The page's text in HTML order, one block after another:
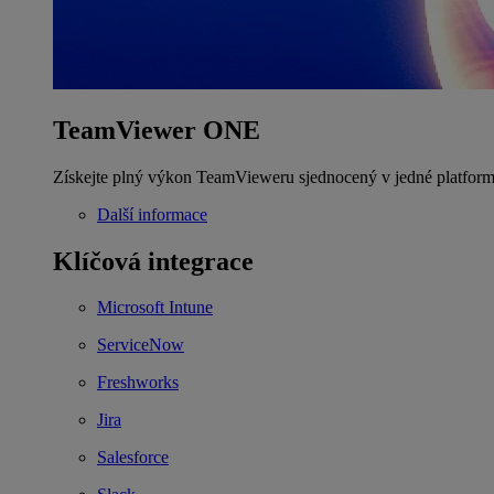
TeamViewer ONE
Získejte plný výkon TeamVieweru sjednocený v jedné
Další informace
Klíčová integrace
Microsoft Intune
ServiceNow
Freshworks
Jira
Salesforce